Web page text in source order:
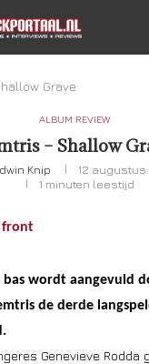
Grave
ALBUM REVIEW
– Shallow
Knip 12 augustus
1 minuten leestijd
bas wordt aangevuld
de derde
Genevieve Rodda